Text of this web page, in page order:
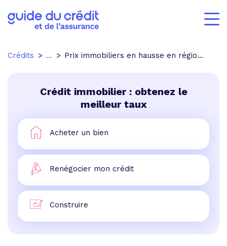
Crédits ... Prix immobiliers en hausse en région parisienne
Crédit immobilier : obtenez le
meilleur taux
Acheter un bien
Renégocier mon crédit
Construire